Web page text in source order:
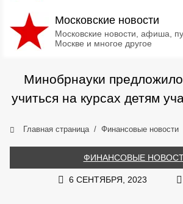
Московские новости
Московские новости, афиша,
Москве и многое другое
Минобрнауки
учиться на курсах детям
Главная страница Финансовые новости
ФИНАНСОВЫЕ
6 СЕНТЯБРЯ, 2023